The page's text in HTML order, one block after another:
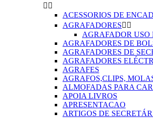
 
ACESSORIOS DE
AGRAFADORES 
AGRAFADOR USO
AGRAFADORES DE
AGRAFADORES DE
AGRAFADORES
AGRAFES
AGRAFOS,CLIPS,
ALMOFADAS PARA
APOIA LIVROS
APRESENTACAO
ARTIGOS DE